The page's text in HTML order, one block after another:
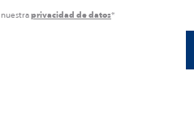
privacidad de datos*